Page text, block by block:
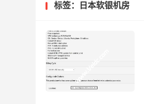
标签：日本软银机房